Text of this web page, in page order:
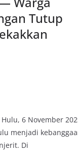
Tutup
6 November
menjadi
Di